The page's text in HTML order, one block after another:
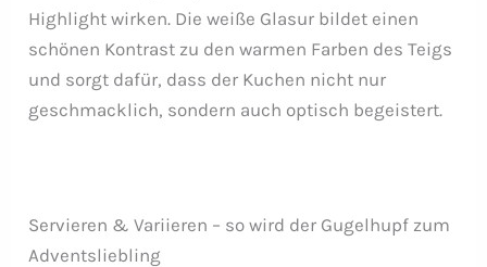
Highlight wirken. Die weiße Glasur bildet einen
schönen Kontrast zu den warmen Farben des Teigs
und sorgt dafür, dass der Kuchen nicht nur
geschmacklich, sondern auch optisch begeistert.
Servieren & Variieren – so wird der Gugelhupf zum
Adventsliebling